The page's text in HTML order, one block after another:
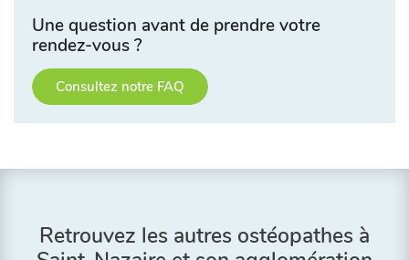
Une question avant de prendre votre
rendez-vous ?
Consultez notre FAQ
Retrouvez les autres ostéopathes à